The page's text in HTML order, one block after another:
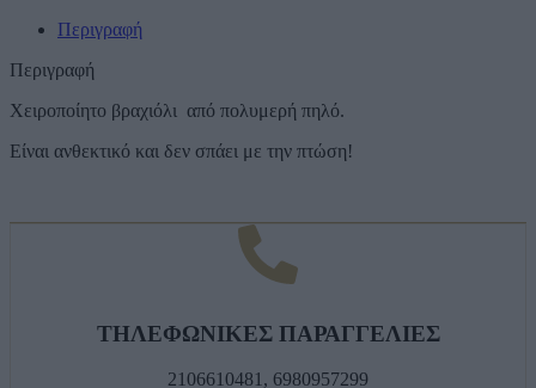
Περιγραφή
Περιγραφή
Χειροποίητο βραχιόλι από πολυμερή πηλό.
Είναι ανθεκτικό και δεν σπάει με την πτώση!
ΤΗΛΕΦΩΝΙΚΕΣ ΠΑΡΑΓΓΕΛΙΕΣ
2106610481, 6980957299